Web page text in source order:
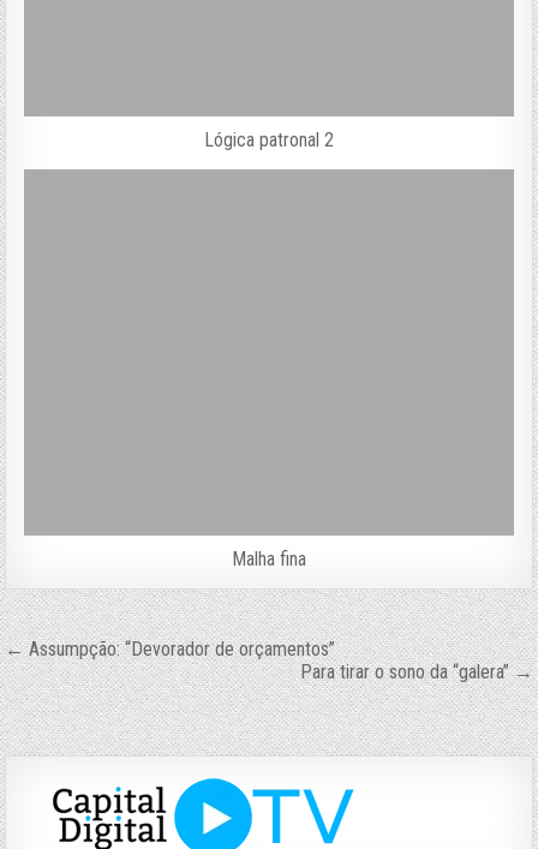
Lógica patronal 2
Malha fina
Navegação
de
Post
← Assumpção: “Devorador de orçamentos”
Para tirar o sono da “galera” →